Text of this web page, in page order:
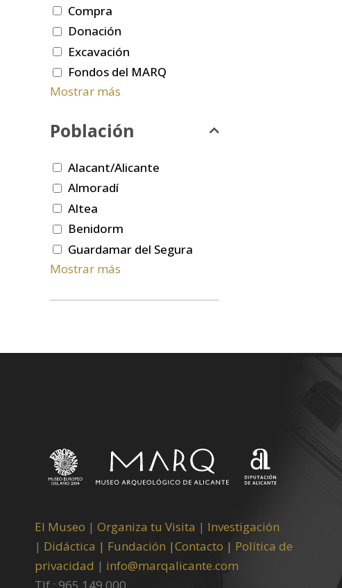
Compra
Donación
Excavación
Fondos del MARQ
Mostrar más
Población
Alacant/Alicante
Almoradí
Altea
Benidorm
Guardamar del Segura
Mostrar más
El Museo | Organiza tu Visita | Investigación
| Didáctica | Fundación |Contacto | Política de
privacidad | info@marqalicante.com
Tlf.: 965 149 000